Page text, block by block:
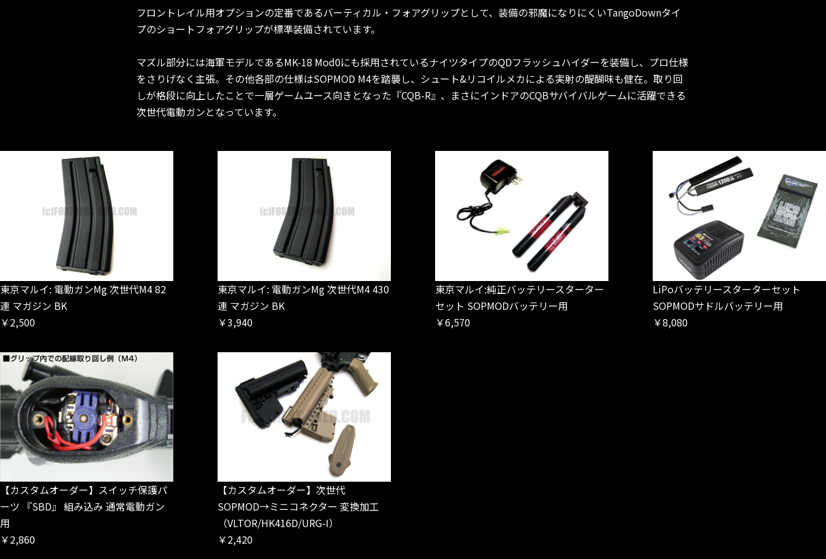
フロントレイル用オプションの定番であるバーティカル・フォアグリップとして、装備の邪魔になりにくいTangoDownタイ
プのショートフォアグリップが標準装備されています。
マズル部分には海軍モデルであるMK-18 Mod0にも採用されているナイツタイプのQDフラッシュハイダーを装備し、プロ仕様
をさりげなく主張。その他各部の仕様はSOPMOD M4を踏襲し、シュート&リコイルメカによる実射の醍醐味も健在。取り回
しが格段に向上したことで一層ゲームユース向きとなった『CQB-R』、まさにインドアのCQBサバイバルゲームに活躍できる
次世代電動ガンとなっています。
東京マルイ: 電動ガンMg 次世代M4 82
連 マガジン BK
￥2,500
東京マルイ: 電動ガンMg 次世代M4 430
連 マガジン BK
￥3,940
東京マルイ:純正バッテリースターター
セット SOPMODバッテリー用
￥6,570
LiPoバッテリースターターセット
SOPMODサドルバッテリー用
￥8,080
【カスタムオーダー】スイッチ保護パ
ーツ 『SBD』 組み込み 通常電動ガン
用
￥2,860
【カスタムオーダー】次世代
SOPMOD→ミニコネクター 変換加工
（VLTOR/HK416D/URG-I）
￥2,420